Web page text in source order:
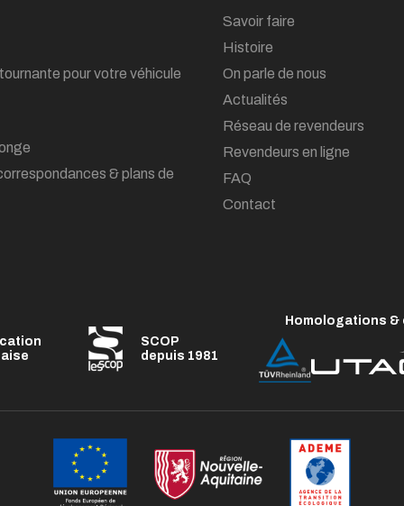
pour votre véhicule
& plans de
Savoir faire
Histoire
On parle de nous
Actualités
Réseau de revendeurs
Revendeurs en ligne
FAQ
Contact
SCOP
depuis 1981
Homologations